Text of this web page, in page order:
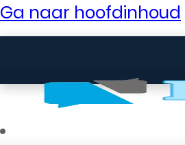
Ga naar hoofdinhoud